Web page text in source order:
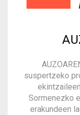
suspertzeko
Sormenezko
erakundeen